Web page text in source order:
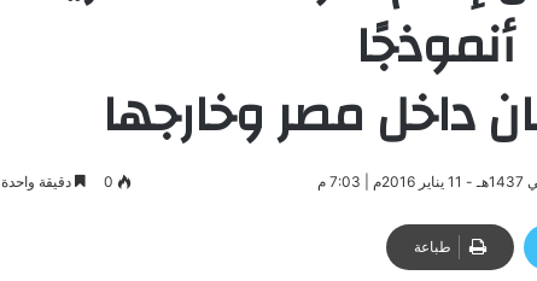
أنموذجًا
داخل مصر وخارجها
0 دقيقة واحدة
طباعة